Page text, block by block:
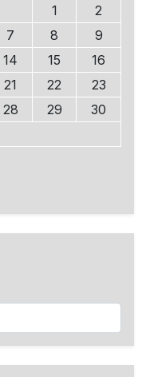
1
2
7 8
9
14 15
16
21 22
23
28 29
30